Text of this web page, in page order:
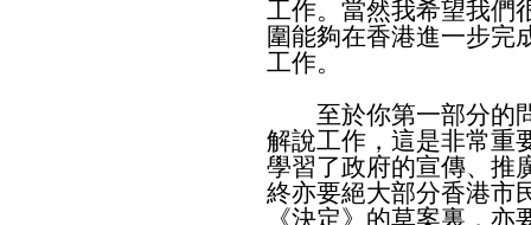
工作。當然我希望我們
圍能夠在香港進一步完
工作。
至於你第一部分的問
解說工作，這是非常重
學習了政府的宣傳、推
終亦要絕大部分香港市
《決定》的草案裏，